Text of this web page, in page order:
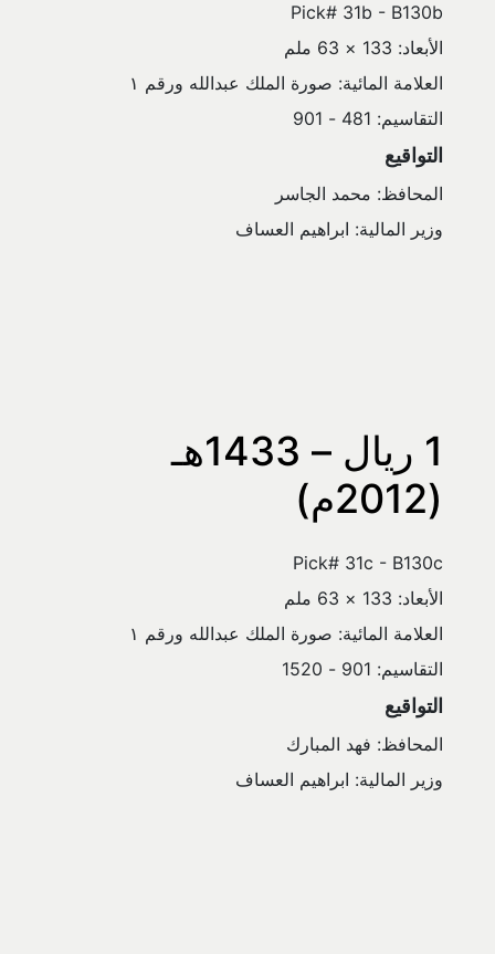
Pick# 31b - B130b
الأبعاد: 133 × 63 ملم
العلامة المائية: صورة الملك عبدالله ورقم ١
التقاسيم: 481 - 901
التواقيع
المحافظ: محمد الجاسر
وزير المالية: ابراهيم العساف
1 ريال – 1433هـ
(2012م)
Pick# 31c - B130c
الأبعاد: 133 × 63 ملم
العلامة المائية: صورة الملك عبدالله ورقم ١
التقاسيم: 901 - 1520
التواقيع
المحافظ: فهد المبارك
وزير المالية: ابراهيم العساف